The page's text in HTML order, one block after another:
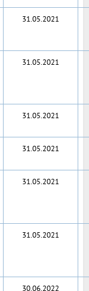
31.05.2021
31.05.2021
31.05.2021
31.05.2021
31.05.2021
31.05.2021
30.06.2022